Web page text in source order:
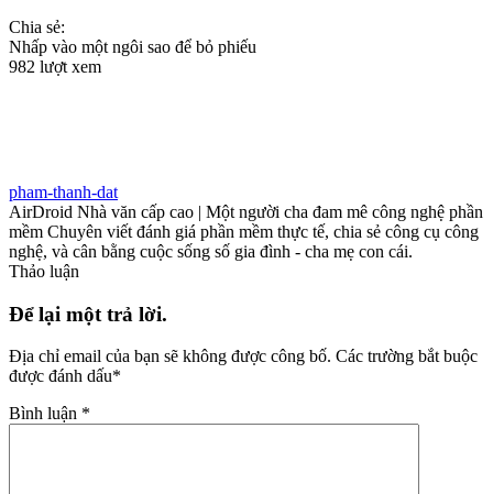
Chia sẻ:
Nhấp vào một ngôi sao để bỏ phiếu
982 lượt xem
pham-thanh-dat
AirDroid Nhà văn cấp cao | Một người cha đam mê công nghệ phần
mềm Chuyên viết đánh giá phần mềm thực tế, chia sẻ công cụ công
nghệ, và cân bằng cuộc sống số gia đình - cha mẹ con cái.
Thảo luận
Để lại một trả lời.
Địa chỉ email của bạn sẽ không được công bố. Các trường bắt buộc
được đánh dấu*
Bình luận *